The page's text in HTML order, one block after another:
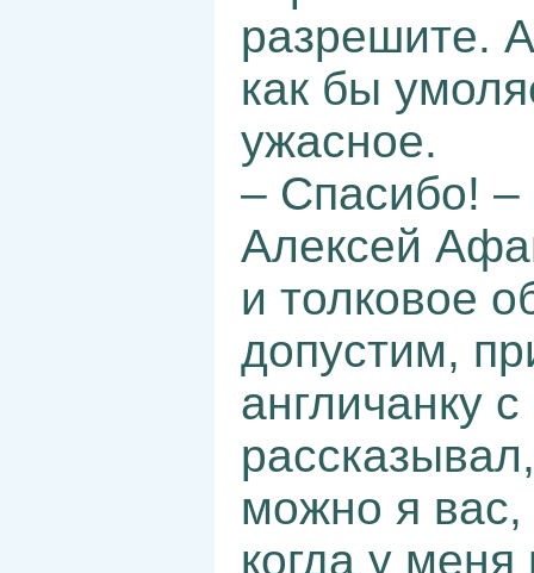
разрешите.
как бы
ужасное.
– Спасибо! –
Алексей
и толковое
допустим,
англичанку
можно я
когда у меня